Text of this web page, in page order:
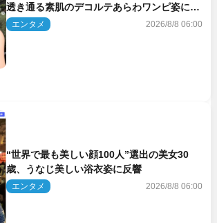
透き通る素肌のデコルテあらわワンピ姿に反
響エンタメ 2026/8/8 06:00
“世界で最も美しい顔100人”選出の美女30
歳、うなじ美しい浴衣姿に反響
エンタメ 2026/8/8 06:00